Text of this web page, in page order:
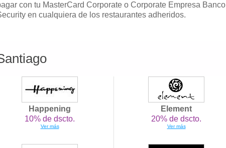
con tu MasterCard Corporate o Corporate Empresa Banco
en cualquiera de los restaurantes adheridos.
Happening
10% de dscto.
Ver más
Element
20% de dscto.
Ver más